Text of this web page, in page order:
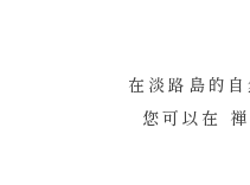
在淡路島的
您可以在